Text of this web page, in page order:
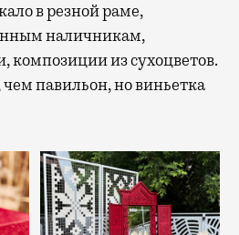
в резной раме,
наличникам,
композиции из сухоцветов.
чем павильон, но виньетка